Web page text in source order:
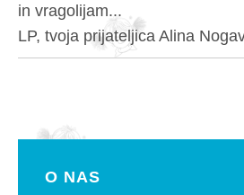
in vragolijam...
LP, tvoja prijateljica Alina
O NAS